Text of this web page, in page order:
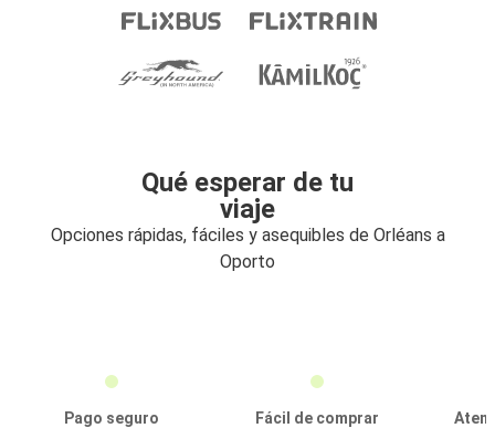
Qué esperar de tu
viaje
Opciones rápidas, fáciles y asequibles de Orléans a
Oporto
Pago seguro
Fácil de comprar